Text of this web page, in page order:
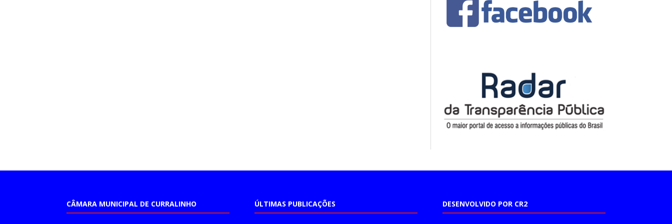
CÂMARA MUNICIPAL DE CURRALINHO ÚLTIMAS PUBLICAÇÕES DESENVOLVIDO POR CR2